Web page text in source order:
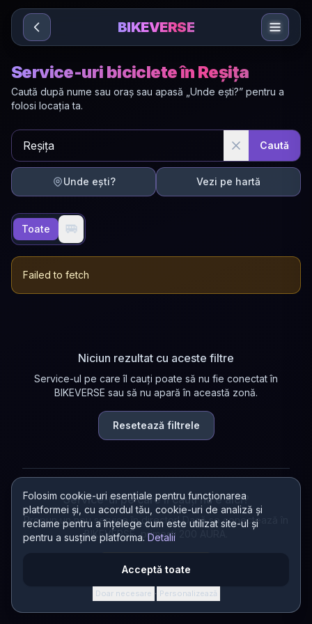
Sari la conținut
Folosim cookie-uri esențiale pentru funcționarea
platformei și, cu acordul tău, cookie-uri de analiză și
reclame pentru a înțelege cum este utilizat site-ul și
pentru a susține platforma. Detalii
Acceptă toate
Doar necesare · Personalizează
BIKEVERSE
Service-uri biciclete în Reșița
Caută după nume sau oraș sau apasă „Unde ești?” pentru a
folosi locația ta.
Caută
Unde ești? Vezi pe hartă
Toate 🚐
Failed to fetch
Niciun rezultat cu aceste filtre
Service-ul pe care îl cauți poate să nu fie conectat în
BIKEVERSE sau să nu apară în această zonă.
Resetează filtrele
Service-ul pe care îl cauți nu e aici?
Propun un nou service în director! Dacă se conectează în
BIKEVERSE, primești 200 AURA.
Propun un service